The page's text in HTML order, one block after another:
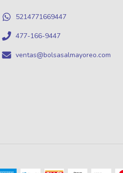
5214771669447
477-166-9447
ventas@bolsasalmayoreo.com